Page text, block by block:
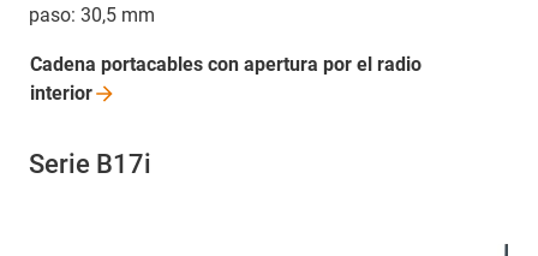
paso: 30,5 mm
Cadena portacables con apertura por el radio
interior
Serie B17i